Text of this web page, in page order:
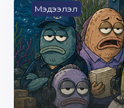
Мэдээлэл